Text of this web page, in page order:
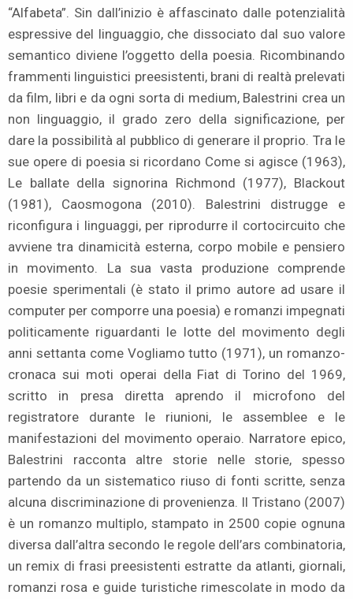
“Alfabeta”. Sin dall’inizio è affascinato dalle potenzialità
espressive del linguaggio, che dissociato dal suo valore
semantico diviene l’oggetto della poesia. Ricombinando
frammenti linguistici preesistenti, brani di realtà prelevati
da film, libri e da ogni sorta di medium, Balestrini crea un
non linguaggio, il grado zero della significazione, per
dare la possibilità al pubblico di generare il proprio. Tra le
sue opere di poesia si ricordano Come si agisce (1963),
Le ballate della signorina Richmond (1977), Blackout
(1981), Caosmogona (2010). Balestrini distrugge e
riconfigura i linguaggi, per riprodurre il cortocircuito che
avviene tra dinamicità esterna, corpo mobile e pensiero
in movimento. La sua vasta produzione comprende
poesie sperimentali (è stato il primo autore ad usare il
computer per comporre una poesia) e romanzi impegnati
politicamente riguardanti le lotte del movimento degli
anni settanta come Vogliamo tutto (1971), un romanzo-
cronaca sui moti operai della Fiat di Torino del 1969,
scritto in presa diretta aprendo il microfono del
registratore durante le riunioni, le assemblee e le
manifestazioni del movimento operaio. Narratore epico,
Balestrini racconta altre storie nelle storie, spesso
partendo da un sistematico riuso di fonti scritte, senza
alcuna discriminazione di provenienza. Il Tristano (2007)
è un romanzo multiplo, stampato in 2500 copie ognuna
diversa dall’altra secondo le regole dell’ars combinatoria,
un remix di frasi preesistenti estratte da atlanti, giornali,
romanzi rosa e guide turistiche rimescolate in modo da